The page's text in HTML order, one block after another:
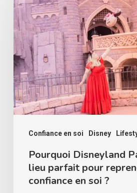
Confiance en soi Disney
Disneyland
Paris
est
un
lieu
parfait
pour
reprendre
confiance
Pourquoi Disneyland
lieu parfait pour
confiance en soi ?